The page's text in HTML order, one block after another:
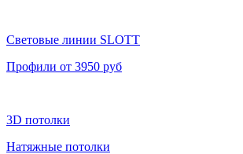
Световые линии SLOTT
Профили от 3950 руб
3D потолки
Натяжные потолки